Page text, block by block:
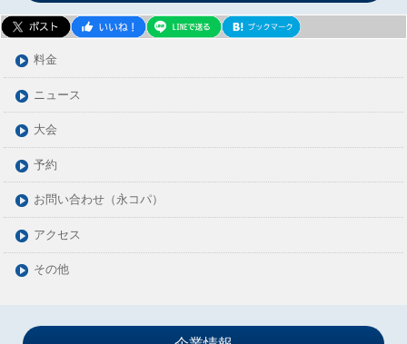
料金
ニュース
大会
予約
お問い合わせ（永コパ）
アクセス
その他